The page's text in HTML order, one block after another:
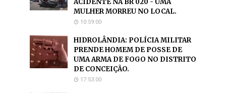
ACIDENTE NA BR 020 - UMA
MULHER MORREU NO LOCAL.
10:59:00
HIDROLÂNDIA: POLÍCIA MILITAR
PRENDE HOMEM DE POSSE DE
UMA ARMA DE FOGO NO DISTRITO
DE CONCEIÇÃO.
17:53:00